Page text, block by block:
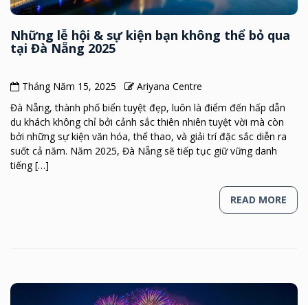
Những lễ hội & sự kiện bạn không thể bỏ qua
tại Đà Nẵng 2025
Tháng Năm 15, 2025
Ariyana Centre
Đà Nẵng, thành phố biển tuyệt đẹp, luôn là điểm đến hấp dẫn
du khách không chỉ bởi cảnh sắc thiên nhiên tuyệt vời mà còn
bởi những sự kiện văn hóa, thể thao, và giải trí đặc sắc diễn ra
suốt cả năm. Năm 2025, Đà Nẵng sẽ tiếp tục giữ vững danh
tiếng […]
READ MORE